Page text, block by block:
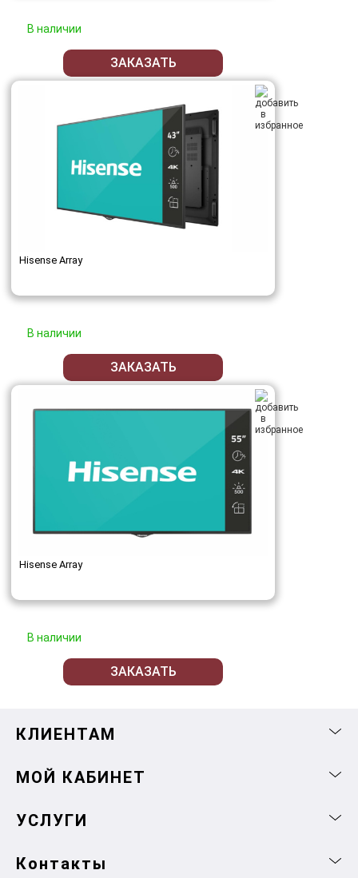
В наличии
ЗАКАЗАТЬ
Hisense Array
В наличии
ЗАКАЗАТЬ
Hisense Array
В наличии
ЗАКАЗАТЬ
КЛИЕНТАМ
МОЙ КАБИНЕТ
УСЛУГИ
Контакты